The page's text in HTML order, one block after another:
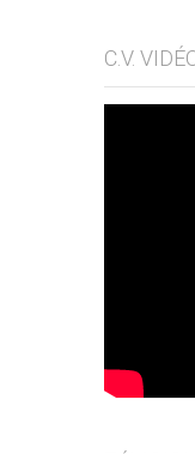
C.V.